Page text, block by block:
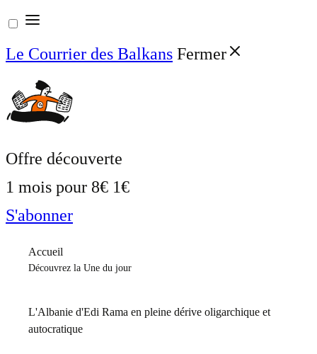
Aller
au
contenu
Le Courrier des Balkans Fermer
Offre découverte
1 mois pour 8€ 1€
S'abonner
Accueil
Découvrez la Une du jour
L'Albanie d'Edi Rama en pleine dérive oligarchique et
autocratique